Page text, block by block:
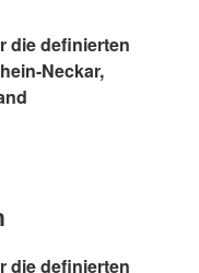
die definierten
Neckar,
die definierten